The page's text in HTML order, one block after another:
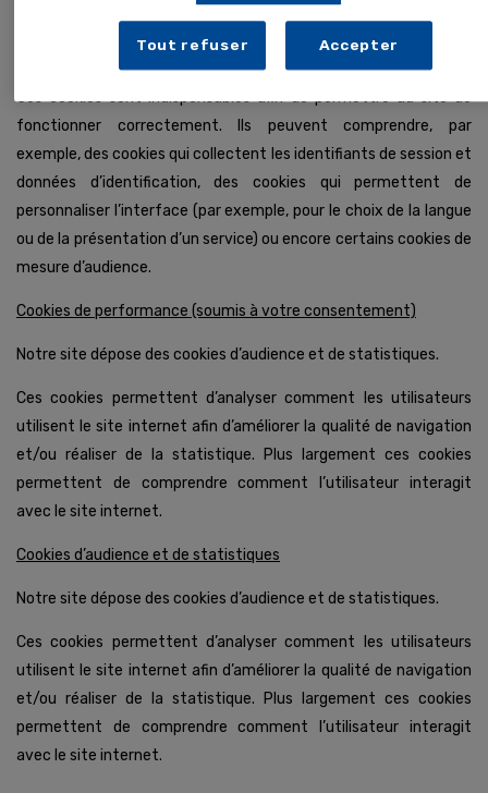
Cookies strictement nécessaires
Notre site dépose des cookies techniques.
Ces cookies sont indispensables afin de permettre au site de
fonctionner correctement. Ils peuvent comprendre, par
exemple, des cookies qui collectent les identifiants de session et
données d’identification, des cookies qui permettent de
personnaliser l’interface (par exemple, pour le choix de la langue
ou de la présentation d’un service) ou encore certains cookies de
mesure d’audience.
Cookies de performance (soumis à votre consentement)
Notre site dépose des cookies d’audience et de statistiques.
Ces cookies permettent d’analyser comment les utilisateurs
utilisent le site internet afin d’améliorer la qualité de navigation
et/ou réaliser de la statistique. Plus largement ces cookies
permettent de comprendre comment l’utilisateur interagit
avec le site internet.
Cookies d’audience et de statistiques
Notre site dépose des cookies d’audience et de statistiques.
Ces cookies permettent d’analyser comment les utilisateurs
utilisent le site internet afin d’améliorer la qualité de navigation
et/ou réaliser de la statistique. Plus largement ces cookies
permettent de comprendre comment l’utilisateur interagit
avec le site internet.
Tout refuser Accepter